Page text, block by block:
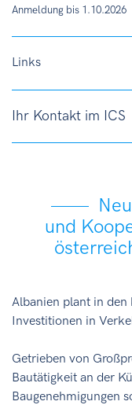
Anmeldung bis 1.10.2026
Links
Ihr Kontakt im ICS
und
Albanien plant in
Investitionen in
Getrieben von
Bautätigkeit an der
Baugenehmigungen